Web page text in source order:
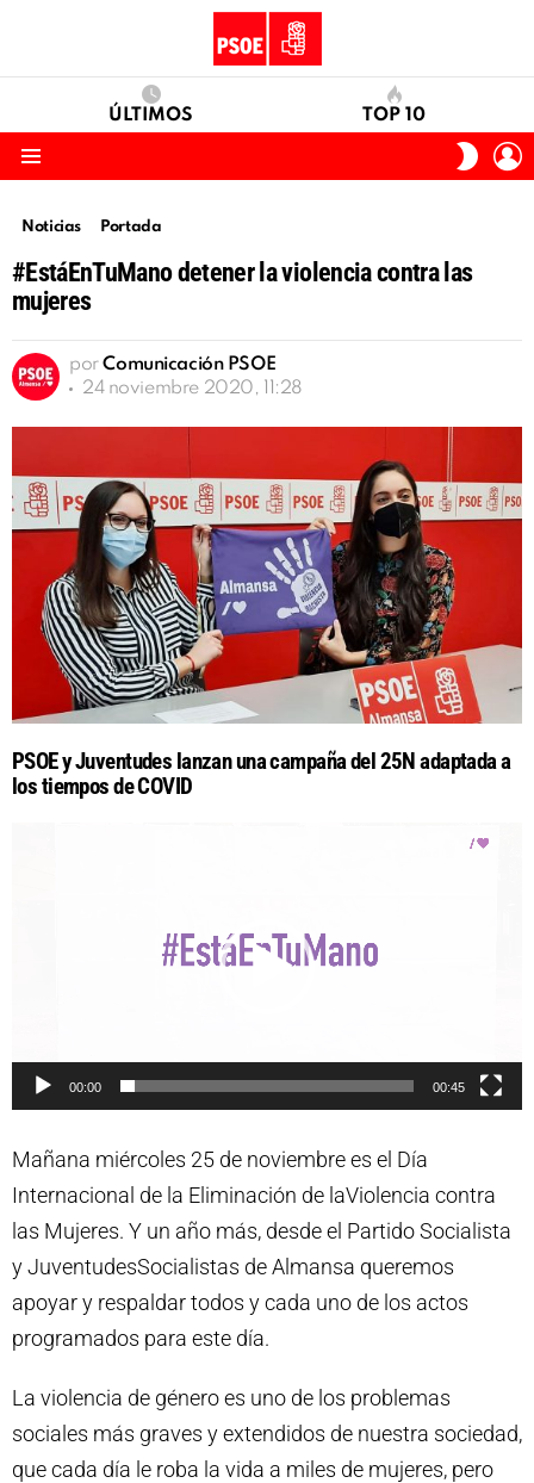
ÚLTIMOS TOP 10
SKIN
Noticias Portada
#EstáEnTuMano detener la violencia contra las
mujeres
por Comunicación PSOE
24 noviembre 2020, 11:28
PSOE y Juventudes lanzan una campaña del 25N adaptada a
los tiempos de COVID
o
d
e
v
í
e
o
00:00 00:45
Mañana miércoles 25 de noviembre es el Día
Internacional de la Eliminación de laViolencia contra
las Mujeres. Y un año más, desde el Partido Socialista
y JuventudesSocialistas de Almansa queremos
apoyar y respaldar todos y cada uno de los actos
programados para este día.
La violencia de género es uno de los problemas
sociales más graves y extendidos de nuestra sociedad,
que cada día le roba la vida a miles de mujeres, pero